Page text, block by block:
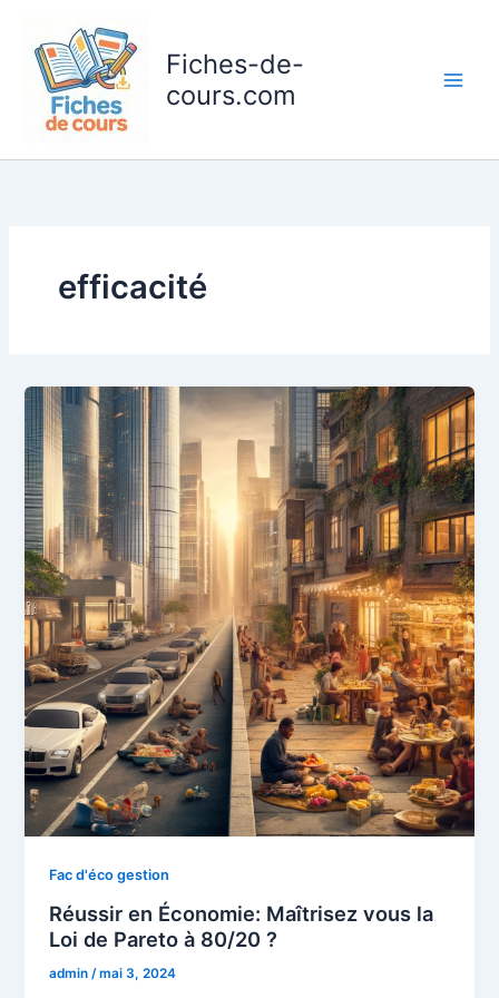
contenu
Fiches-de-
cours.com
efficacité
Fac d'éco gestion
Réussir en Économie: Maîtrisez vous la
Loi de Pareto à 80/20 ?
admin/mai 3, 2024